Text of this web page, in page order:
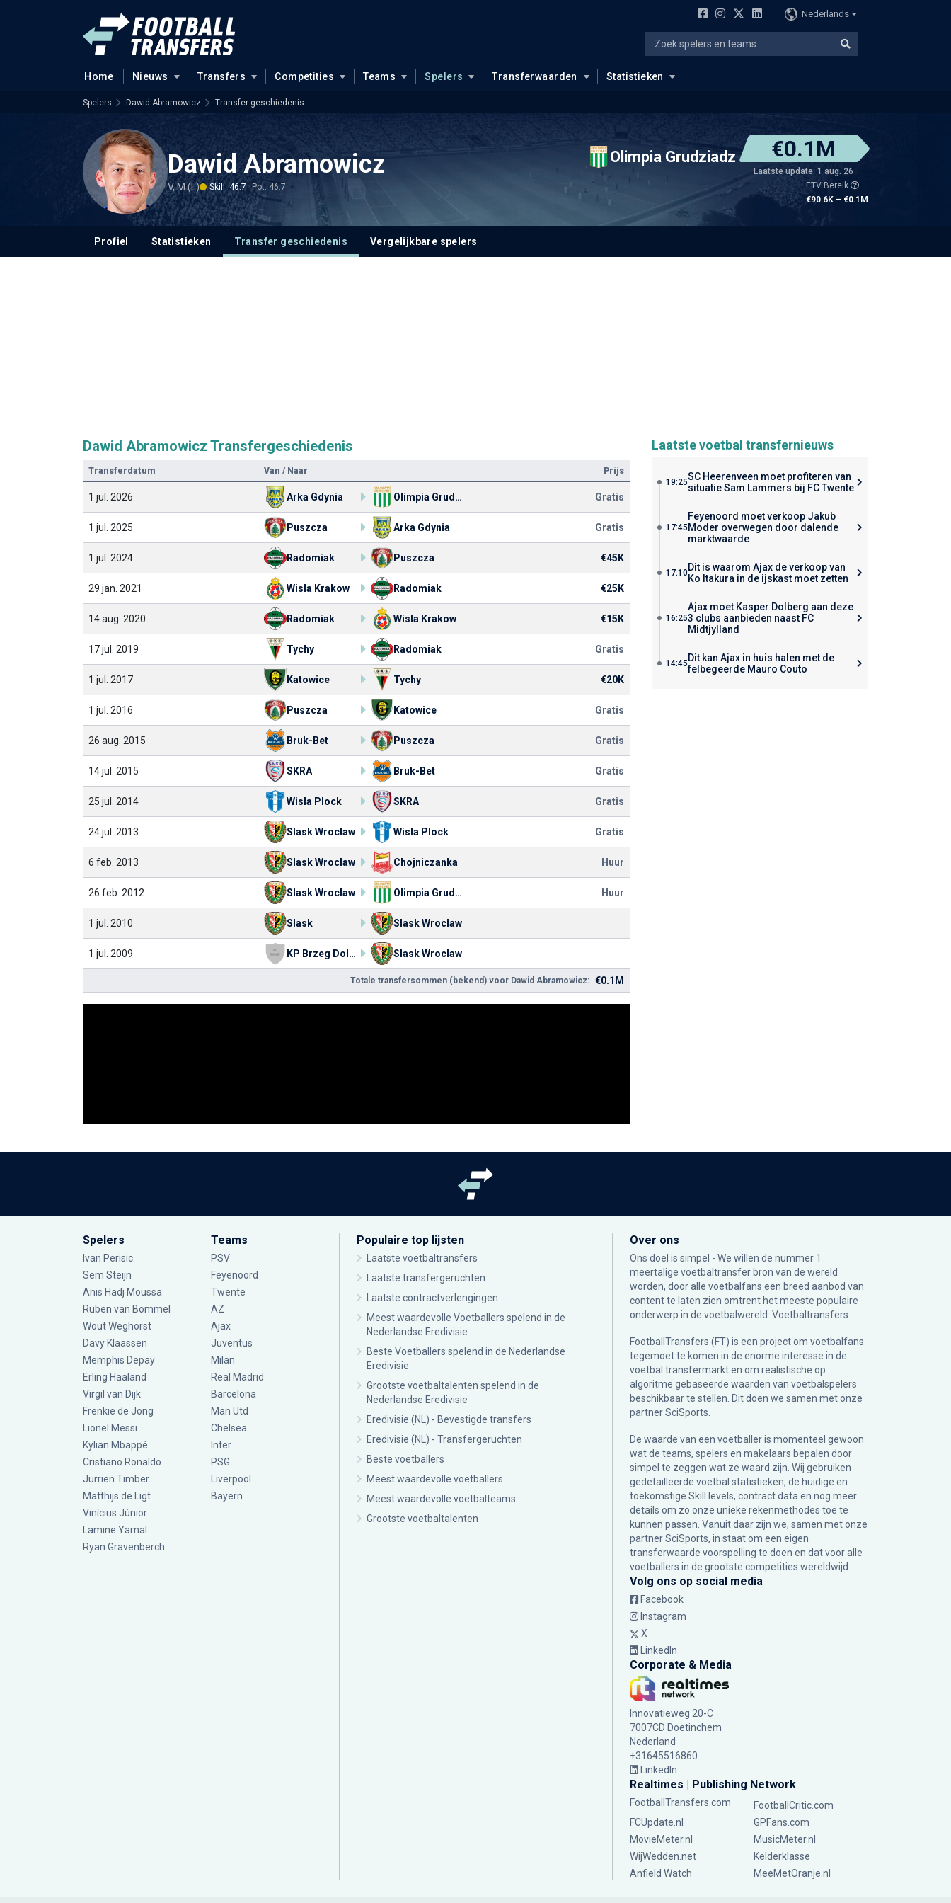
Nederlands
Home Nieuws Transfers Competities Teams Spelers Transferwaarden Statistieken
Spelers Dawid Abramowicz Transfer geschiedenis
Dawid Abramowicz
V, M (L) Skill: 46.7 Pot: 46.7
Olimpia Grudziadz €0.1M
Laatste update: 1 aug. 26
ETV Bereik
€90.6K – €0.1M
Profiel Statistieken Transfer geschiedenis Vergelijkbare spelers
Dawid Abramowicz Transfergeschiedenis
Transferdatum Van / Naar Prijs
1 jul. 2026 Arka Gdynia Olimpia Grudziadz Gratis
1 jul. 2025 Puszcza Arka Gdynia Gratis
1 jul. 2024 Radomiak Puszcza €45K
29 jan. 2021 Wisla Krakow Radomiak €25K
14 aug. 2020 Radomiak Wisla Krakow €15K
17 jul. 2019 Tychy Radomiak Gratis
1 jul. 2017 Katowice Tychy €20K
1 jul. 2016 Puszcza Katowice Gratis
26 aug. 2015 Bruk-Bet Puszcza Gratis
14 jul. 2015 SKRA Bruk-Bet Gratis
25 jul. 2014 Wisla Plock SKRA Gratis
24 jul. 2013 Slask Wroclaw Wisla Plock Gratis
6 feb. 2013 Slask Wroclaw Chojniczanka Huur
26 feb. 2012 Slask Wroclaw Olimpia Grudziadz Huur
1 jul. 2010 Slask Slask Wroclaw
1 jul. 2009 KP Brzeg Dolny Slask Wroclaw
Totale transfersommen (bekend) voor Dawid Abramowicz: €0.1M
Laatste voetbal transfernieuws
19:25SC Heerenveen moet profiteren van
situatie Sam Lammers bij FC Twente
17:45
Feyenoord moet verkoop Jakub
Moder overwegen door dalende
marktwaarde
17:10Dit is waarom Ajax de verkoop van
Ko Itakura in de ijskast moet zetten
16:25
Ajax moet Kasper Dolberg aan deze
3 clubs aanbieden naast FC
Midtjylland
14:45 Dit kan Ajax in huis halen met de
felbegeerde Mauro Couto
Spelers
Ivan Perisic
Sem Steijn
Anis Hadj Moussa
Ruben van Bommel
Wout Weghorst
Davy Klaassen
Memphis Depay
Erling Haaland
Virgil van Dijk
Frenkie de Jong
Lionel Messi
Kylian Mbappé
Cristiano Ronaldo
Jurriën Timber
Matthijs de Ligt
Vinícius Júnior
Lamine Yamal
Ryan Gravenberch
Teams
PSV
Feyenoord
Twente
AZ
Ajax
Juventus
Milan
Real Madrid
Barcelona
Man Utd
Chelsea
Inter
PSG
Liverpool
Bayern
Populaire top lijsten
Laatste voetbaltransfers
Laatste transfergeruchten
Laatste contractverlengingen
Meest waardevolle Voetballers spelend in de
Nederlandse Eredivisie
Beste Voetballers spelend in de Nederlandse
Eredivisie
Grootste voetbaltalenten spelend in de
Nederlandse Eredivisie
Eredivisie (NL) - Bevestigde transfers
Eredivisie (NL) - Transfergeruchten
Beste voetballers
Meest waardevolle voetballers
Meest waardevolle voetbalteams
Grootste voetbaltalenten
Over ons
Ons doel is simpel - We willen de nummer 1
meertalige voetbaltransfer bron van de wereld
worden, door alle voetbalfans een breed aanbod van
content te laten zien omtrent het meeste populaire
onderwerp in de voetbalwereld: Voetbaltransfers.
FootballTransfers (FT) is een project om voetbalfans
tegemoet te komen in de enorme interesse in de
voetbal transfermarkt en om realistische op
algoritme gebaseerde waarden van voetbalspelers
beschikbaar te stellen. Dit doen we samen met onze
partnerSciSports
De waarde van een voetballer is momenteel gewoon
wat de teams, spelers en makelaars bepalen door
simpel te zeggen wat ze waard zijn. Wij gebruiken
gedetailleerde voetbal statistieken, de huidige en
toekomstige Skill levels, contract data en nog meer
details om zo onze unieke rekenmethodes toe te
kunnen passen. Vanuit daar zijn we, samen met onze
partner SciSports, in staat om een eigen
transferwaarde voorspelling te doen en dat voor alle
voetballers in de grootste competities wereldwijd.
Volg ons op social media
Facebook
Instagram
X
LinkedIn
Corporate & Media
Innovatieweg 20-C
7007CD Doetinchem
Nederland
+31645516860
LinkedIn
Realtimes | Publishing Network
FootballTransfers.com
FootballCritic.com
FCUpdate.nl
GPFans.com
MovieMeter.nl
MusicMeter.nl
WijWedden.net
Kelderklasse
Anfield Watch
MeeMetOranje.nl